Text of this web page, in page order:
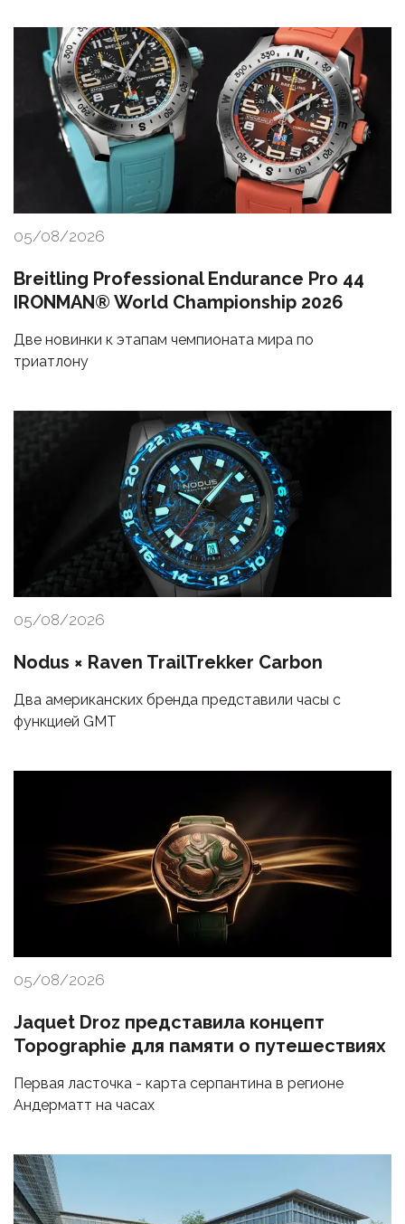
05/08/2026
Breitling Professional Endurance Pro 44
IRONMAN® World Championship 2026
Две новинки к этапам чемпионата мира по
триатлону
05/08/2026
Nodus × Raven TrailTrekker Carbon
Два американских бренда представили часы с
функцией GMT
05/08/2026
Jaquet Droz представила концепт
Topographie для памяти о путешествиях
Первая ласточка - карта серпантина в регионе
Андерматт на часах